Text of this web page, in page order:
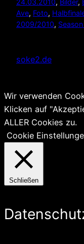
24.03.2010, Bilder,
Ave, Foto,
2009/2010,
soke2.de
Wir verwenden
Klicken auf
ALLER Cookies zu.
Cookie
Schließen